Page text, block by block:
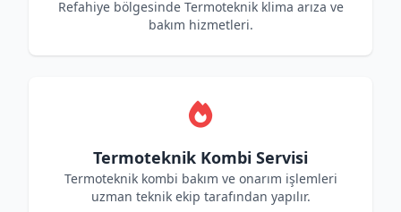
Refahiye bölgesinde Termoteknik klima arıza ve
bakım hizmetleri.
Termoteknik Kombi Servisi
Termoteknik kombi bakım ve onarım işlemleri
uzman teknik ekip tarafından yapılır.